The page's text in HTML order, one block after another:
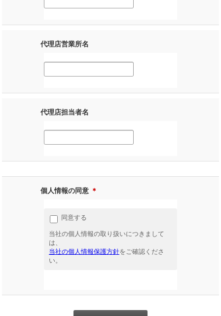
代理店営業所名
代理店担当者名
個人情報の同意 ＊
同意する
当社の個人情報の取り扱いにつきまして
は、
当社の個人情報保護方針をご確認くださ
い。